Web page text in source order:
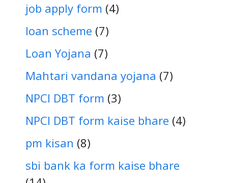
job apply form (4)
loan scheme (7)
Loan Yojana (7)
Mahtari vandana yojana (7)
NPCI DBT form (3)
NPCI DBT form kaise bhare (4)
pm kisan (8)
sbi bank ka form kaise bhare